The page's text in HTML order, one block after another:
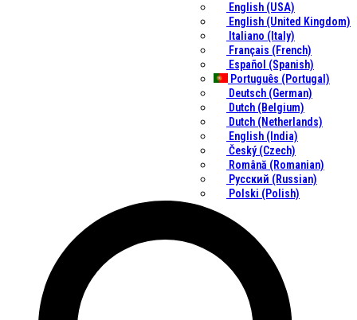
English (USA)
English (United Kingdom)
Italiano (Italy)
Français (French)
Español (Spanish)
Português (Portugal)
Deutsch (German)
Dutch (Belgium)
Dutch (Netherlands)
English (India)
Český (Czech)
Română (Romanian)
Русский (Russian)
Polski (Polish)